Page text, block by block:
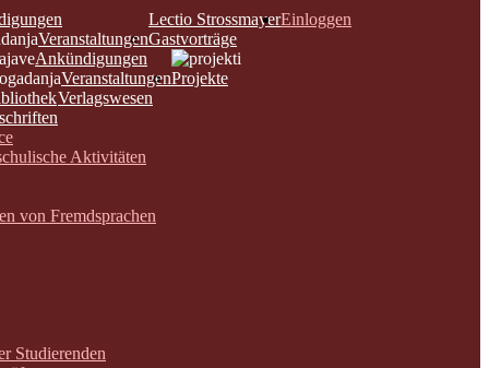
Lectio Strossmayer
VeranstaltungenGastvorträge
Ankündigungen
VeranstaltungenProjekte
Verlagswesen
Aktivitäten
von Fremdsprachen
Studierenden
Einloggen